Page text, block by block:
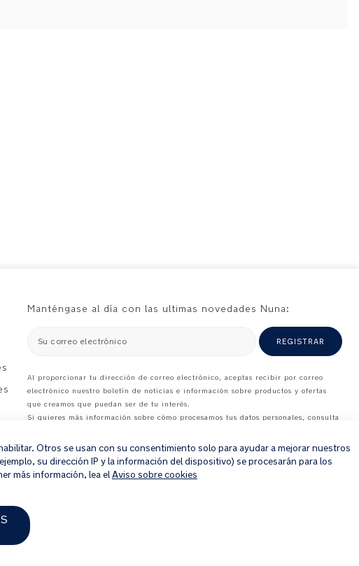
Manténgase al día con las ultimas novedades Nuna:
Su correo electrónico REGISTRAR
Al proporcionar tu dirección de correo electrónico, aceptas recibir por correo
electrónico nuestro boletín de noticias e información sobre productos y ofertas
que creamos que puedan ser de tu interés.
Si quieres más información sobre cómo procesamos tus datos personales, consulta
Otros se usan con su consentimiento solo para ayudar a mejorar nuestros
su dirección IP y la información del dispositivo) se procesarán para los
más información, lea elAviso sobre cookies